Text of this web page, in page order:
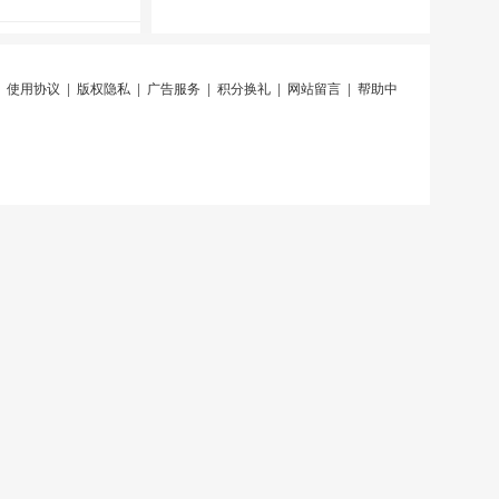
使用协议 版权隐私| 广告服务 积分换礼| 网站留言| 帮助中